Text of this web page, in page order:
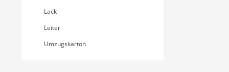
Lack
Leiter
Umzugskarton